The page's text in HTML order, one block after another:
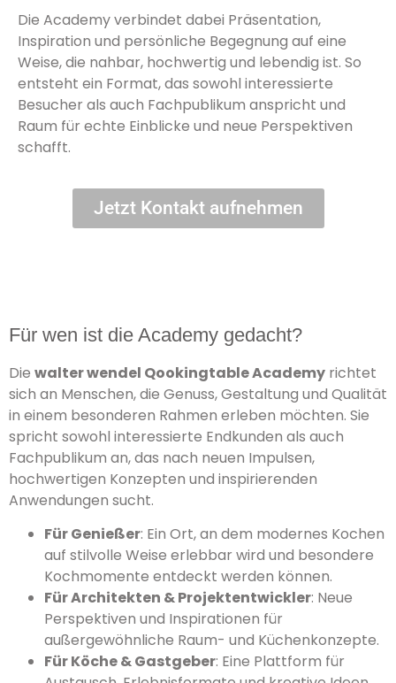
Die Academy verbindet dabei Präsentation,
Inspiration und persönliche Begegnung auf eine
Weise, die nahbar, hochwertig und lebendig ist. So
entsteht ein Format, das sowohl interessierte
Besucher als auch Fachpublikum anspricht und
Raum für echte Einblicke und neue Perspektiven
schafft.
Jetzt Kontakt aufnehmen
Für wen ist die Academy gedacht?
Die walter wendel Qookingtable Academy richtet
sich an Menschen, die Genuss, Gestaltung und Qualität
in einem besonderen Rahmen erleben möchten. Sie
spricht sowohl interessierte Endkunden als auch
Fachpublikum an, das nach neuen Impulsen,
hochwertigen Konzepten und inspirierenden
Anwendungen sucht.
Für Genießer: Ein Ort, an dem modernes Kochen
auf stilvolle Weise erlebbar wird und besondere
Kochmomente entdeckt werden können.
Für Architekten & Projektentwickler: Neue
Perspektiven und Inspirationen für
außergewöhnliche Raum- und Küchenkonzepte.
Für Köche & Gastgeber: Eine Plattform für